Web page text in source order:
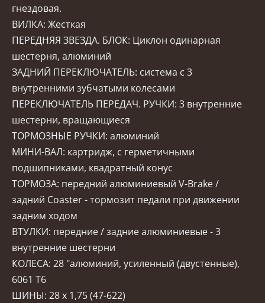
гнездовая.
ВИЛКА: Жесткая
ПЕРЕДНЯЯ ЗВЕЗДА. БЛОК: Циклон одинарная
шестерня, алюминий
ЗАДНИЙ ПЕРЕКЛЮЧАТЕЛЬ: система с 3
внутренними зубчатыми колесами
ПЕРЕКЛЮЧАТЕЛЬ ПЕРЕДАЧ. РУЧКИ: 3 внутренние
шестерни, вращающиеся
ТОРМОЗНЫЕ РУЧКИ: алюминий
МИНИ-ВАЛ: картридж, с герметичными
подшипниками, квадратный конус
ТОРМОЗА: передний алюминиевый V-Brake /
задний Coaster - тормозит педали при движении
задним ходом
ВТУЛКИ: передние / задние алюминиевые - 3
внутренние шестерни
КОЛЕСА: 28 "алюминий, усиленный (двустенные),
6061 T6
ШИНЫ: 28 x 1,75 (47-622)